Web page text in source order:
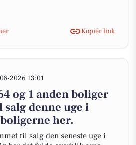
Kopiér link
2026 13:01
og 1 anden boliger
denne uge i
her.
til salg den seneste uge i